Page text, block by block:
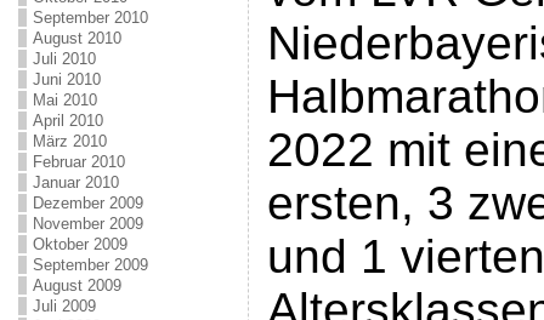
September 2010
August 2010
Juli 2010
Juni 2010
Mai 2010
April 2010
März 2010
Februar 2010
Januar 2010
Dezember 2009
November 2009
Oktober 2009
September 2009
August 2009
Juli 2009
2022 mit
ersten, 3
und 1 vierten